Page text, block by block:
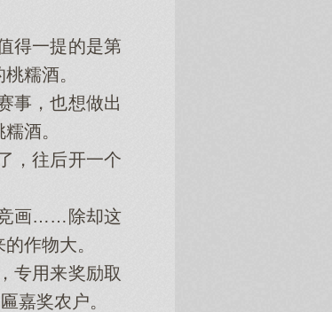
得一提的是第
糯酒。
事，也想做出
酒。
，往后开一个
画……除却这
作物大。
专用来奖励取
嘉奖农户。